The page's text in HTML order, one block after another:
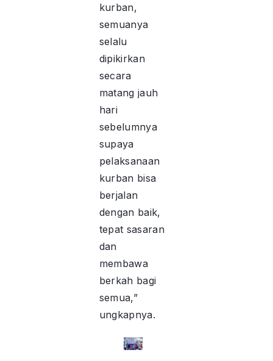
kurban,
semuanya
selalu
dipikirkan
secara
matang jauh
hari
sebelumnya
supaya
pelaksanaan
kurban bisa
berjalan
dengan baik,
tepat sasaran
dan
membawa
berkah bagi
semua,”
ungkapnya.